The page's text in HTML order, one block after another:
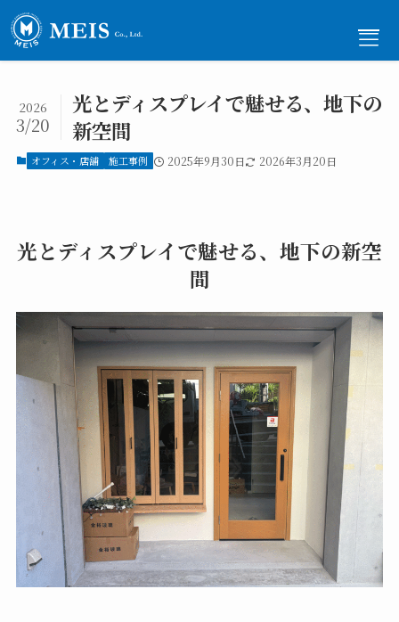
メニュー
事業内容-Service
ご依頼の流れ-Flow
採用情報-Recruit
会社概要 - Company
お問い合わせ - Contact
お問い合わせフォーム
光とディスプレイで魅せる、地下の
新空間
2026
3/20
オフィス・店舗 施工事例 2025年9月30日 2026年3月20日
光とディスプレイで魅せる、地下の新空
間